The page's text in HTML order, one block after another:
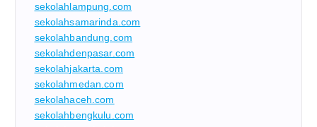
sekolahlampung.com
sekolahsamarinda.com
sekolahbandung.com
sekolahdenpasar.com
sekolahjakarta.com
sekolahmedan.com
sekolahaceh.com
sekolahbengkulu.com